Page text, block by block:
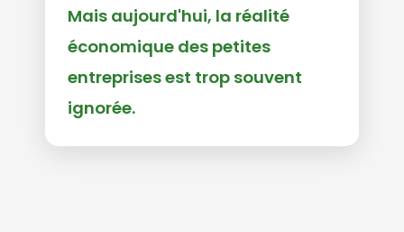
Mais aujourd'hui, la réalité
économique des petites
entreprises est trop souvent
ignorée.